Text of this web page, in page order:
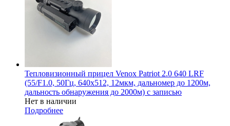
Тепловизионный прицел Venox Patriot 2.0 640 LRF
(55/F1.0, 50Гц, 640х512, 12мкм, дальномер до 1200м,
дальность обнаружения до 2000м) с записью
Нет в наличии
Подробнее